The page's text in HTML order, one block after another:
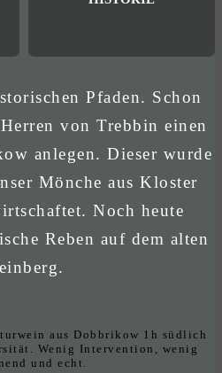
Pfaden. Schon
von Trebbin einen
anlegen. Dieser wurde
Mönche aus Kloster
Noch heute
Reben auf dem alten
aus Dobbrikow 1h südlich
Wenig Intervention, wenig
und echt.